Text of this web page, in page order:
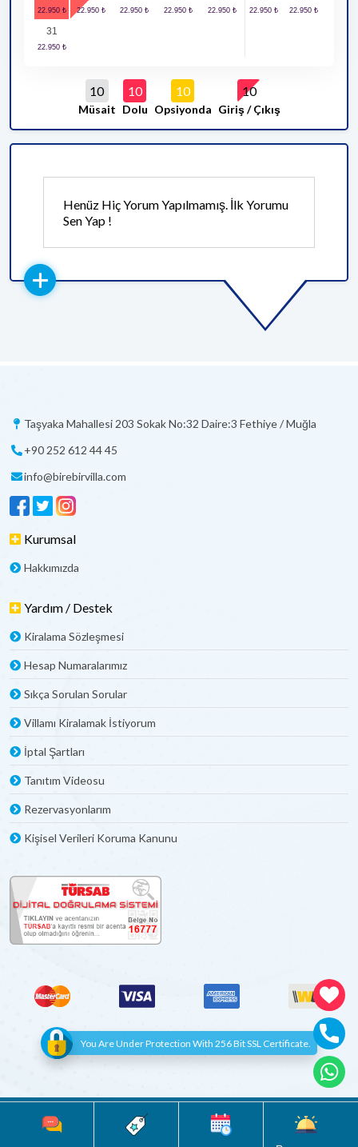
31
10
Müsait
10
Dolu
10
Opsiyonda
10
Giriş / Çıkış
Henüz Hiç Yorum Yapılmamış. İlk Yorumu
Sen Yap !
Taşyaka Mahallesi 203 Sokak No:32 Daire:3 Fethiye / Muğla
+90 252 612 44 45
info@birebirvilla.com
Kurumsal
Hakkımızda
Yardım / Destek
Kiralama Sözleşmesi
Hesap Numaralarımız
Sıkça Sorulan Sorular
Villamı Kiralamak İstiyorum
İptal Şartları
Tanıtım Videosu
Rezervasyonlarım
Kişisel Verileri Koruma Kanunu
You Are Under Protection With 256 Bit SSL Certificate.
© Copyright 2012 - 2022 | All Rights Reserved